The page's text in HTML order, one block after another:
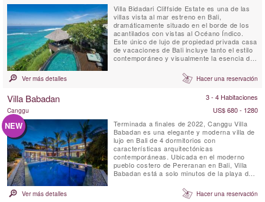
Villa Bidadari Cliffside Estate es una de las
villas vista al mar estreno en Bali,
dramáticamente situado en el borde de los
acantilados con vistas al Océano Índico.
Este único de lujo de propiedad privada casa
de vacaciones de Bali incluye tanto el estilo
contemporáneo y visualmente la esencia de
espectaculares en la residencia principal y
un dormitorio con baño en cuarto lugar, una
Ver más detalles Hacer una reservación
Villa Babadan 3 - 4 Habitaciones
Canggu US$ 680 - 1280
NEW
Terminada a finales de 2022, Canggu Villa
Babadan es una elegante y moderna villa de
lujo en Bali de 4 dormitorios con
características arquitectónicas
contemporáneas. Ubicada en el moderno
pueblo costero de Pereranan en Bali, Villa
Babadan está a solo minutos de la playa de
dignos de una revista, realzados por mucha
luz natural, Villa Babadan está ubicada en
Ver más detalles Hacer una reservación